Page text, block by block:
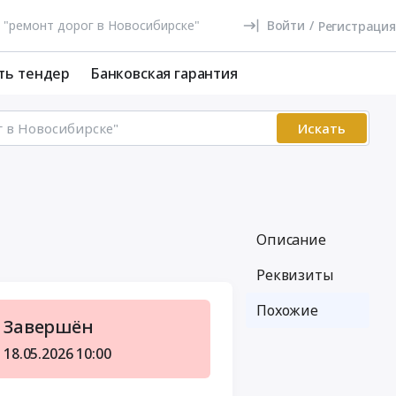
Войти / Регистрация
тендер Банковская гарантия
Искать
Завершён
18.05.2026 10:00
Описание
Реквизиты
Похожие